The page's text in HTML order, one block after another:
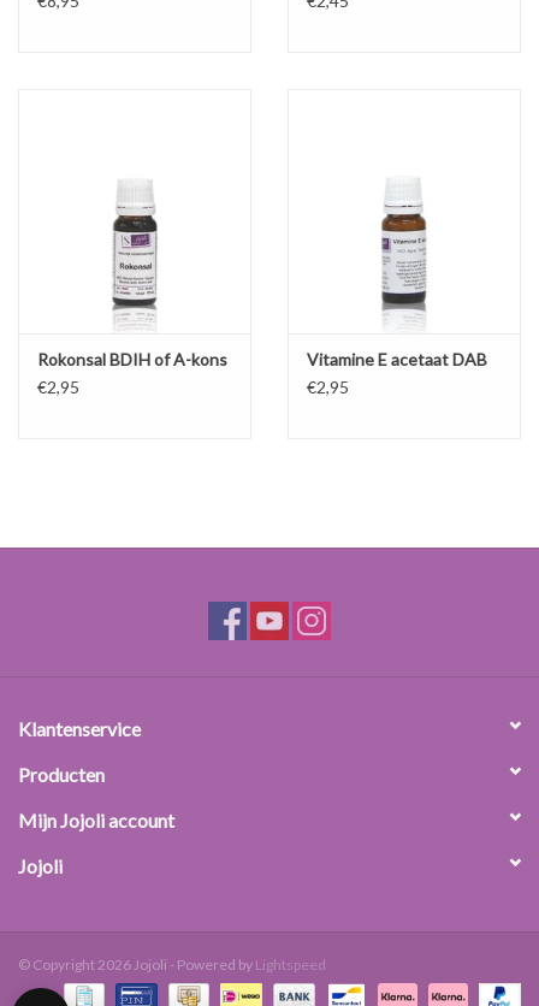
Rokonsal BDIH of A-kons
€2,95
Vitamine E acetaat DAB
€2,95
Klantenservice
Producten
Mijn Jojoli account
Jojoli
© Copyright 2026 Jojoli - Powered by Lightspeed